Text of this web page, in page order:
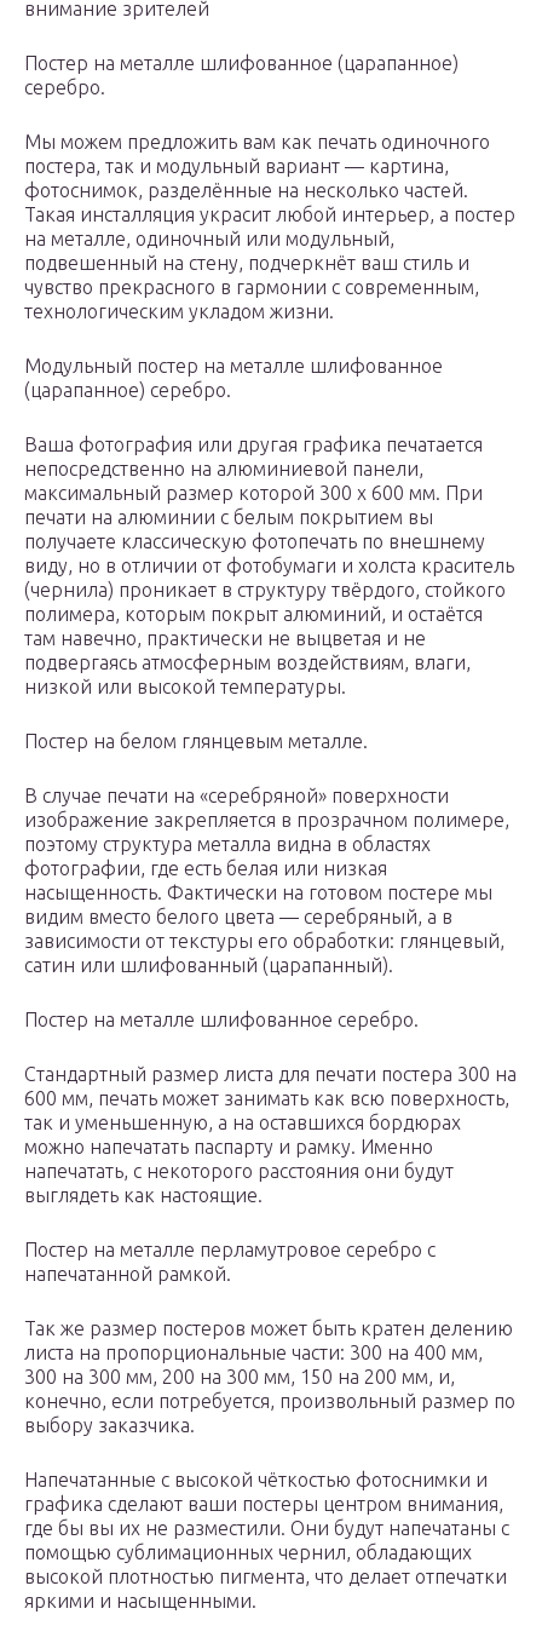
внимание зрителей
Постер на металле шлифованное (царапанное)
серебро.
Мы можем предложить вам как печать одиночного
постера, так и модульный вариант — картина,
фотоснимок, разделённые на несколько частей.
Такая инсталляция украсит любой интерьер, а постер
на металле, одиночный или модульный,
подвешенный на стену, подчеркнёт ваш стиль и
чувство прекрасного в гармонии с современным,
технологическим укладом жизни.
Модульный постер на металле шлифованное
(царапанное) серебро.
Ваша фотография или другая графика печатается
непосредственно на алюминиевой панели,
максимальный размер которой 300 х 600 мм. При
печати на алюминии с белым покрытием вы
получаете классическую фотопечать по внешнему
виду, но в отличии от фотобумаги и холста краситель
(чернила) проникает в структуру твёрдого, стойкого
полимера, которым покрыт алюминий, и остаётся
там навечно, практически не выцветая и не
подвергаясь атмосферным воздействиям, влаги,
низкой или высокой температуры.
Постер на белом глянцевым металле.
В случае печати на «серебряной» поверхности
изображение закрепляется в прозрачном полимере,
поэтому структура металла видна в областях
фотографии, где есть белая или низкая
насыщенность. Фактически на готовом постере мы
видим вместо белого цвета — серебряный, а в
зависимости от текстуры его обработки: глянцевый,
сатин или шлифованный (царапанный).
Постер на металле шлифованное серебро.
Стандартный размер листа для печати постера 300 на
600 мм, печать может занимать как всю поверхность,
так и уменьшенную, а на оставшихся бордюрах
можно напечатать паспарту и рамку. Именно
напечатать, с некоторого расстояния они будут
выглядеть как настоящие.
Постер на металле перламутровое серебро с
напечатанной рамкой.
Так же размер постеров может быть кратен делению
листа на пропорциональные части: 300 на 400 мм,
300 на 300 мм, 200 на 300 мм, 150 на 200 мм, и,
конечно, если потребуется, произвольный размер по
выбору заказчика.
Напечатанные с высокой чёткостью фотоснимки и
графика сделают ваши постеры центром внимания,
где бы вы их не разместили. Они будут напечатаны с
помощью сублимационных чернил, обладающих
высокой плотностью пигмента, что делает отпечатки
яркими и насыщенными.